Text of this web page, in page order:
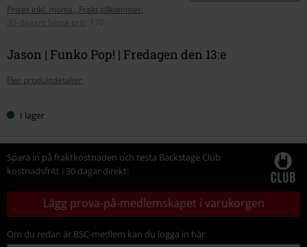
Priser inkl. moms., Frakt tillkommer.
30-dagars bästa pris
178:-
Jason | Funko Pop! | Fredagen den 13:e
Fler produktdetaljer
I lager
Spara in på fraktkostnaden och testa Backstage Club
kostnadsfritt i 30 dagar direkt:
Lägg prova-på-medlemskapet i varukorgen
Om du redan är BSC-medlem kan du logga in här: